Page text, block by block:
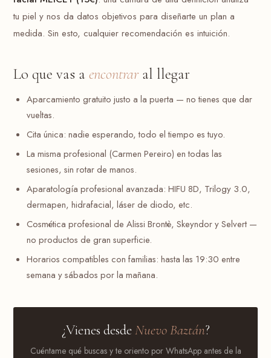
tu piel y nos da datos objetivos para diseñarte un plan a
medida. Sin esto, cualquier recomendación es intuición.
Lo que vas aencontraral llegar
Aparcamiento gratuito justo a la puerta — no tienes que dar
vueltas.
Cita única: nadie esperando, todo el tiempo es tuyo.
La misma profesional (Carmen Pereiro) en todas las
sesiones, sin rotar de manos.
Aparatología profesional avanzada: HIFU 8D, Trilogy 3.0,
dermapen, hidrafacial, láser de diodo, etc.
Cosmética profesional de Alissi Brontè, Skeyndor y Selvert —
no productos de gran superficie.
Horarios compatibles con familias: hasta las 19:30 entre
semana y sábados por la mañana.
¿Vienes desdeNuevo Baztán?
Cuéntame qué buscas y te oriento por WhatsApp antes de la